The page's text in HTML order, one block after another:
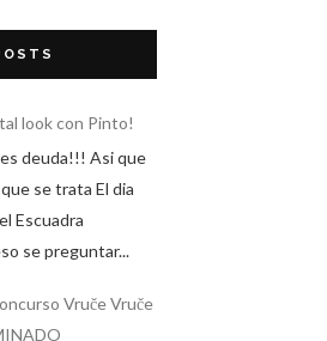
look con Pinto!
deuda!!! Asi que
se trata El dia
Escuadra
se preguntar...
Vruče Vruče